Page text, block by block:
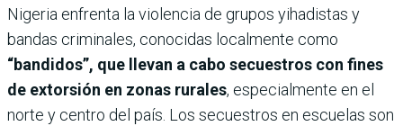
Nigeria enfrenta la violencia de grupos yihadistas y
bandas criminales, conocidas localmente como
“bandidos”, que llevan a cabo secuestros con fines
de extorsión en zonas rurales, especialmente en el
norte y centro del país. Los secuestros en escuelas son